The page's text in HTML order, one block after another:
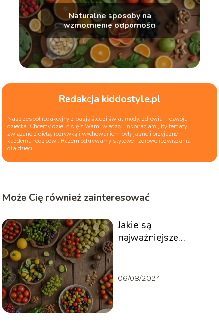
Naturalne sposoby na
wzmocnienie odporności
Redakcja kiddostyle.pl
Nasz zespół redakcyjny z pasją śledzi świat mody, zdrowia i rozwoju
dziecka. Chcemy dzielić się z Wami wiedzą i inspiracjami, by tematy
związane z dietą, rozrywką i wychowaniem były jasne i przyjazne
każdemu rodzicowi. Razem odkrywamy stylowe i zdrowe rozwiązania
dla dzieci!
Może Cię również zainteresować
Jakie są
najważniejsze
06/08/2024